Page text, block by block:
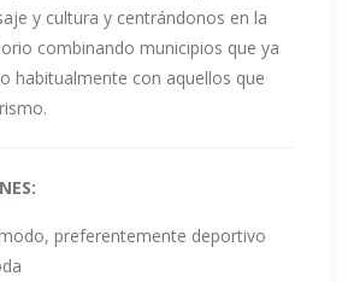
y cultura y centrándonos en la
combinando municipios que ya
habitualmente con aquellos que
preferentemente deportivo